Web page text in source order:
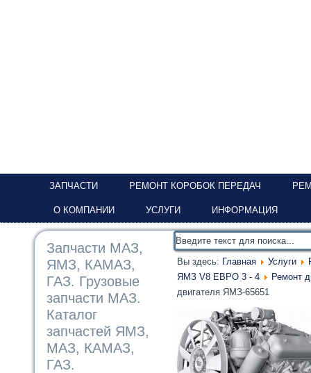
ЗАПЧАСТИ РЕМОНТ КОРОБОК ПЕРЕДАЧ
О КОМПАНИИ УСЛУГИ ИНФОРМАЦИЯ
Запчасти МАЗ,
ЯМЗ, КАМАЗ,
ГАЗ. Грузовые
запчасти МАЗ.
Каталог
запчастей ЯМЗ,
МАЗ, КАМАЗ,
ГАЗ.
Вы здесь: Главная Услуги
ЯМЗ V8 ЕВРО 3 - 4
Ремонт
двигателя ЯМЗ-65651